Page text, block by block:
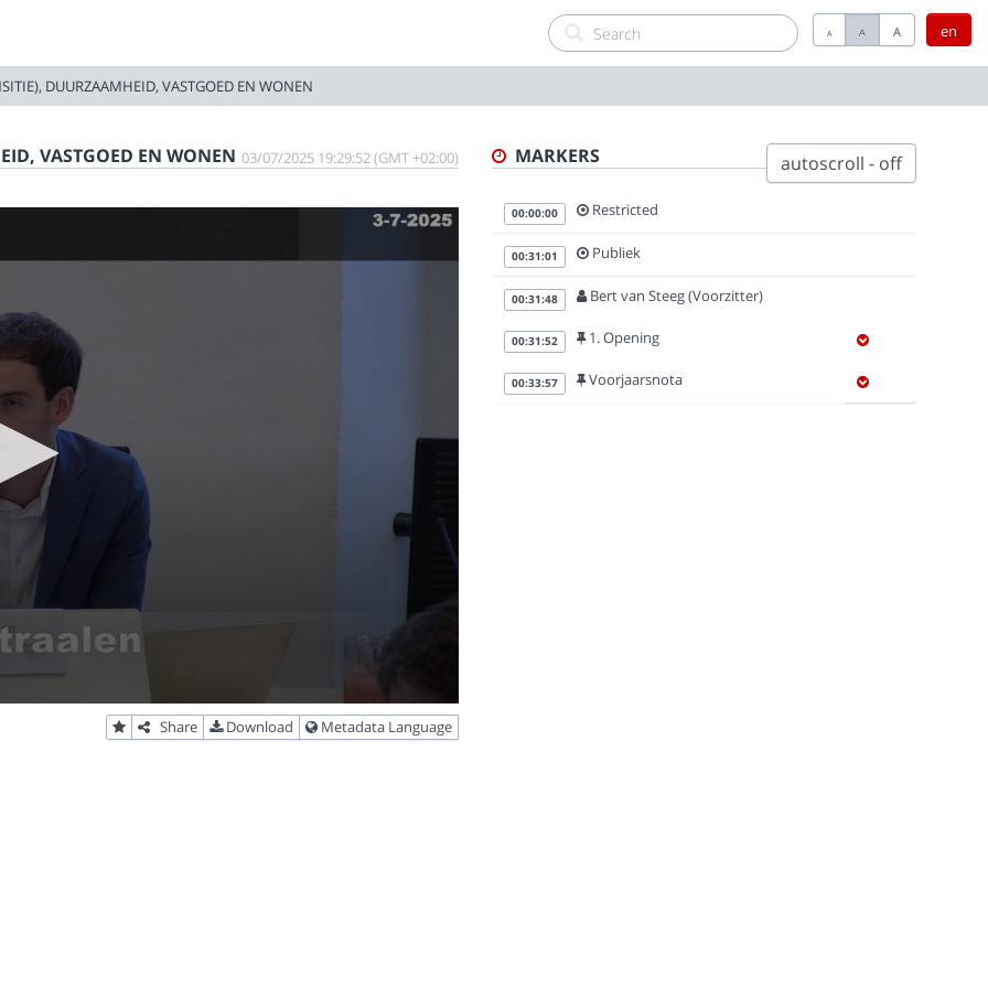
en
A A A
DUURZAAMHEID, VASTGOED EN WONEN
VASTGOED EN WONEN 03/07/2025 19:29:52 (GMT +02:00)
Share Download Metadata Language
MARKERS autoscroll - off
00:00:00 Restricted
00:31:01 Publiek
00:31:48 Bert van Steeg (Voorzitter)
00:31:52 1. Opening
00:33:57 Voorjaarsnota